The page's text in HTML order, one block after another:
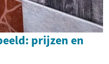
prijzen en